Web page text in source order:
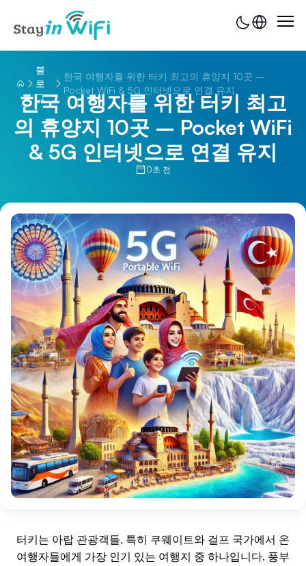
블
로
그
한국 여행자를 위한 터키 최고의 휴양지 10곳 –
Pocket WiFi & 5G 인터넷으로 연결 유지
한국 여행자를 위한 터키 최고
의 휴양지 10곳 – Pocket WiFi
& 5G 인터넷으로 연결 유지
0초 전
터키는 아랍 관광객들, 특히 쿠웨이트와 걸프 국가에서 온
여행자들에게 가장 인기 있는 여행지 중 하나입니다. 풍부